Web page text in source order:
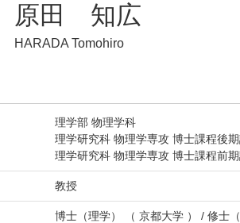
原田 知広
HARADA Tomohiro
理学部 物理学科
理学研究科 物理学専攻 博士課程後
理学研究科 物理学専攻 博士課程前
教授
博士（理学） （ 京都大学 ） / 修士